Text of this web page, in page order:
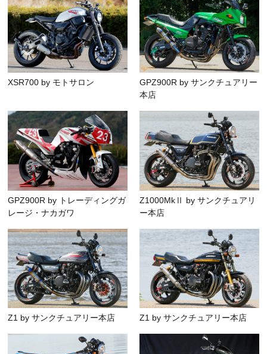
XSR700 by モトサロン
GPZ900R by サンクチュアリー
本店
GPZ900R by トレーディングガ
レージ・ナカガワ
Z1000MkⅡ by サンクチュアリ
ー本店
Z1 by サンクチュアリー本店 Z1 by サンクチュアリー本店